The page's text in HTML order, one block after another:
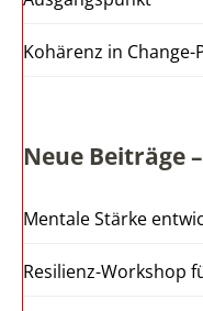
Kohärenz in Change-
Neue Beiträge
Mentale Stärke
Resilienz-Workshop